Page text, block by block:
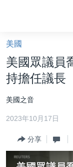
礙
鏈
接
跳
轉
內
美國大選2024
海外港人
新聞自由
美國
美國眾議員
持擔任議長
美國之音
2023年10月17日
分享